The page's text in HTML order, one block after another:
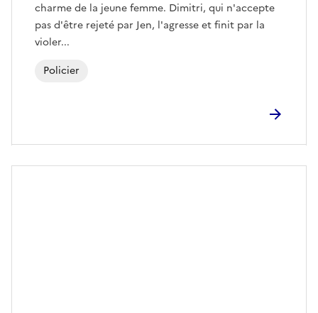
charme de la jeune femme. Dimitri, qui n'accepte
pas d'être rejeté par Jen, l'agresse et finit par la
violer...
Policier